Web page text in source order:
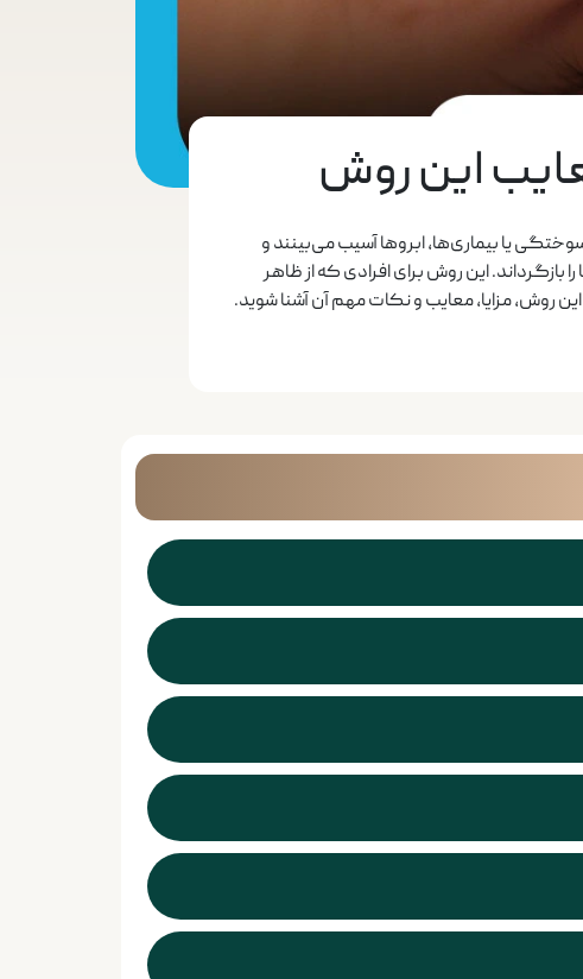
این روش
یا بیماری‌ها، ابروها آسیب می‌بینند و
این روش برای افرادی که از ظاهر
روش، مزایا، معایب و نکات مهم آن آشنا شوید.